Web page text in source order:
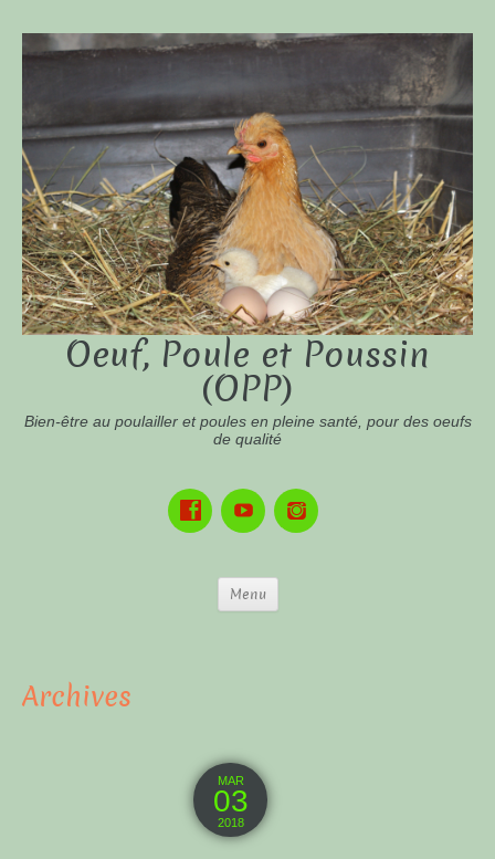
Oeuf, Poule et Poussin
(OPP)
Bien-être au poulailler et poules en pleine santé, pour des oeufs
de qualité
Menu
Archives
MAR
03
2018